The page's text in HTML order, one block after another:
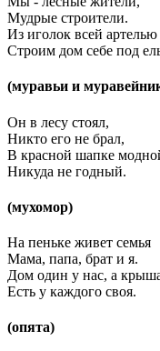
Мудрые строители.
Из иголок всей артелью
Строим дом себе под
(муравьи и
Он в лесу стоял,
Никто его не брал,
В красной шапке
Никуда не годный.
(мухомор)
На пеньке живет семья
Мама, папа, брат и я.
Дом один у нас, а
Есть у каждого своя.
(опята)